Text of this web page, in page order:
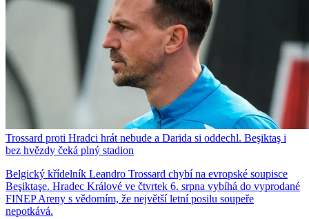
Trossard proti Hradci hrát nebude a Darida si oddechl. Beşiktaş i
bez hvězdy čeká plný stadion
Belgický křídelník Leandro Trossard chybí na evropské soupisce
Beşiktaşe. Hradec Králové ve čtvrtek 6. srpna vybíhá do vyprodané
FINEP Areny s vědomím, že největší letní posilu soupeře
nepotkává.